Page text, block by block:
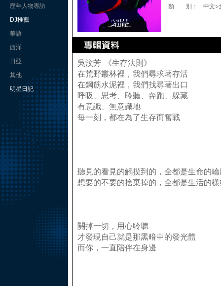
歷年人物專訪
DJ推薦
華語
西洋
日亞
其他
明星日記
類 別：
中文>
吳汶芳 《生存法則》
在荒野叢林裡，我們尋求著存活
在鋼筋水泥裡，我們找尋著出口
呼吸、思考、聆聽、奔跑、躲藏
有意識、無意識地
每一刻，都在為了生存而奮戰
聽見的看見的觸摸到的，全都是生命的
想要的不要的捨棄掉的，全都是生活的
關掉一切，用心聆聽
才發現自己就是那黑暗中的發光體
而你，一直陪伴在身邊